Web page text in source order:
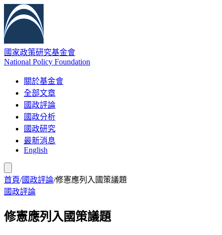
國家政策研究基金會
National Policy Foundation
關於基金會
全部文章
國政評論
國政分析
國政研究
最新消息
English
首頁/國政評論/修憲應列入國策議題
國政評論
修憲應列入國策議題